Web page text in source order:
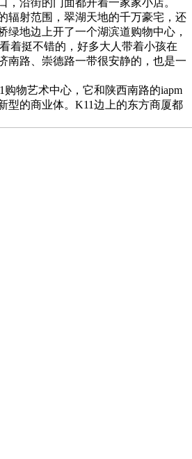
辐射范围，翠湖天地的千万豪宅，还
绿地边上开了一个湖滨道购物中心，
着挺不错的，好多大人带着小孩在
南路、崇德路一带很安静的，也是一
物艺术中心，它和陕西南路的iapm
型的商业体。K11边上的东方商厦都